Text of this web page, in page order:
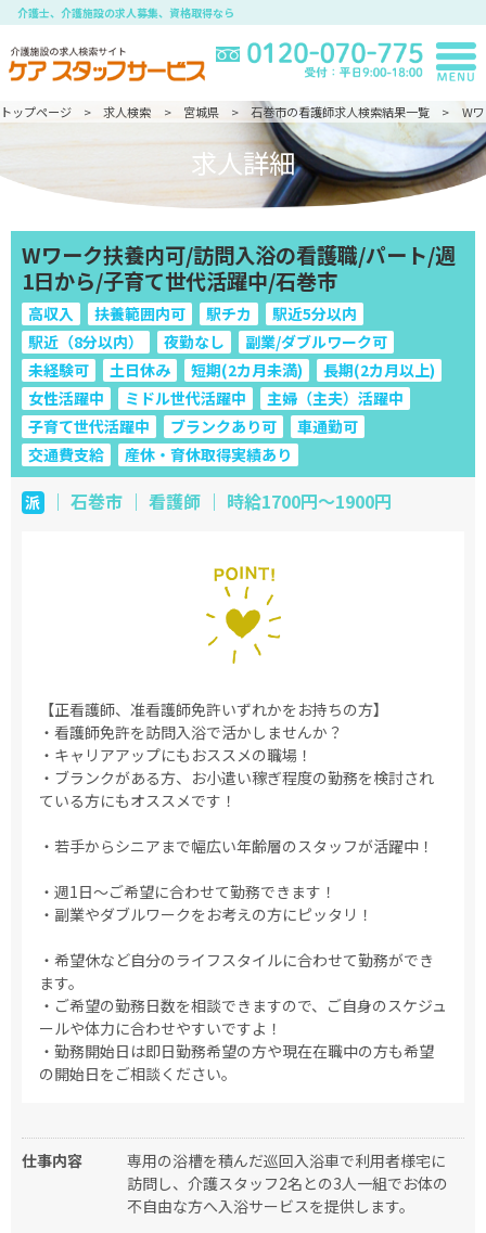
介護士、介護施設の求人募集、資格取得なら
トップページ 求人検索 宮城県 石巻市の看護師求人検索結果一覧 W
求人詳細
Wワーク扶養内可/訪問入浴の看護職/パート/週
1日から/子育て世代活躍中/石巻市
高収入 扶養範囲内可 駅チカ
駅近5分以内
駅近（8分以内）
夜勤なし
副業/ダブルワーク可
未経験可
土日休み 短期(2カ月未満)
長期(2カ月以上)
女性活躍中
ミドル世代活躍中
主婦（主夫）活躍中
子育て世代活躍中
ブランクあり可
車通勤可
交通費支給
産休・育休取得実績あり
派｜ 石巻市 ｜ 看護師 ｜ 時給1700円～1900円
【正看護師、准看護師免許いずれかをお持ちの方】
・看護師免許を訪問入浴で活かしませんか？
・キャリアアップにもおススメの職場！
・ブランクがある方、お小遣い稼ぎ程度の勤務を検討され
ている方にもオススメです！
・若手からシニアまで幅広い年齢層のスタッフが活躍中！
・週1日～ご希望に合わせて勤務できます！
・副業やダブルワークをお考えの方にピッタリ！
・希望休など自分のライフスタイルに合わせて勤務ができ
ます。
・ご希望の勤務日数を相談できますので、ご自身のスケジュ
ールや体力に合わせやすいですよ！
・勤務開始日は即日勤務希望の方や現在在職中の方も希望
の開始日をご相談ください。
仕事内容
専用の浴槽を積んだ巡回入浴車で利用者様宅に
訪問し、介護スタッフ2名との3人一組でお体の
不自由な方へ入浴サービスを提供します。